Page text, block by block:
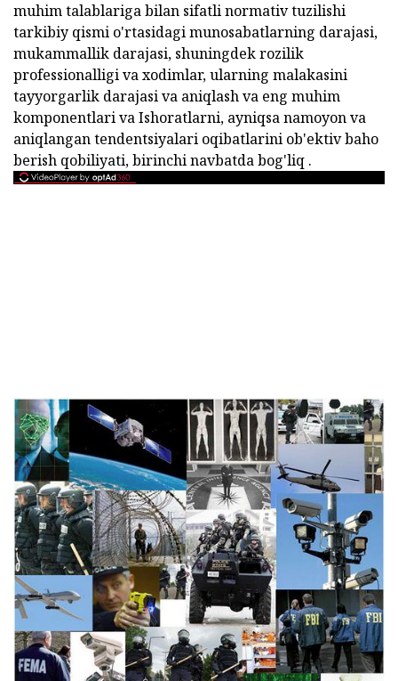
muhim talablariga bilan sifatli normativ tuzilishi
tarkibiy qismi o'rtasidagi munosabatlarning darajasi,
mukammallik darajasi, shuningdek rozilik
professionalligi va xodimlar, ularning malakasini
tayyorgarlik darajasi va aniqlash va eng muhim
komponentlari va Ishoratlarni, ayniqsa namoyon va
aniqlangan tendentsiyalari oqibatlarini ob'ektiv baho
berish qobiliyati, birinchi navbatda bog'liq .